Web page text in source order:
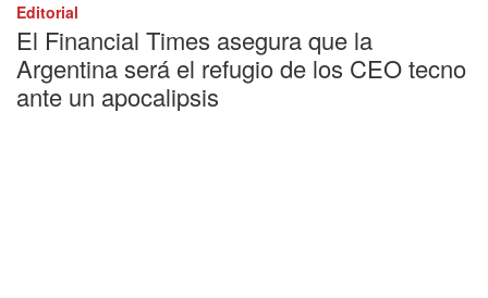
Editorial
El Financial Times asegura que la
Argentina será el refugio de los CEO tecno
ante un apocalipsis